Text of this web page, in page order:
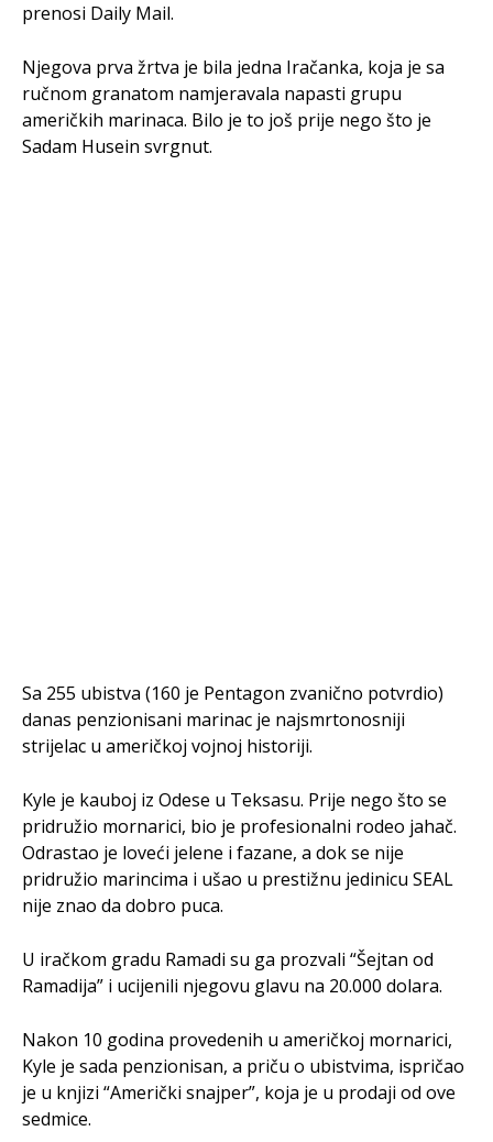
prenosi Daily Mail.
Njegova prva žrtva je bila jedna Iračanka, koja je sa
ručnom granatom namjeravala napasti grupu
američkih marinaca. Bilo je to još prije nego što je
Sadam Husein svrgnut.
Sa 255 ubistva (160 je Pentagon zvanično potvrdio)
danas penzionisani marinac je najsmrtonosniji
strijelac u američkoj vojnoj historiji.
Kyle je kauboj iz Odese u Teksasu. Prije nego što se
pridružio mornarici, bio je profesionalni rodeo jahač.
Odrastao je loveći jelene i fazane, a dok se nije
pridružio marincima i ušao u prestižnu jedinicu SEAL
nije znao da dobro puca.
U iračkom gradu Ramadi su ga prozvali “Šejtan od
Ramadija” i ucijenili njegovu glavu na 20.000 dolara.
Nakon 10 godina provedenih u američkoj mornarici,
Kyle je sada penzionisan, a priču o ubistvima, ispričao
je u knjizi “Američki snajper”, koja je u prodaji od ove
sedmice.